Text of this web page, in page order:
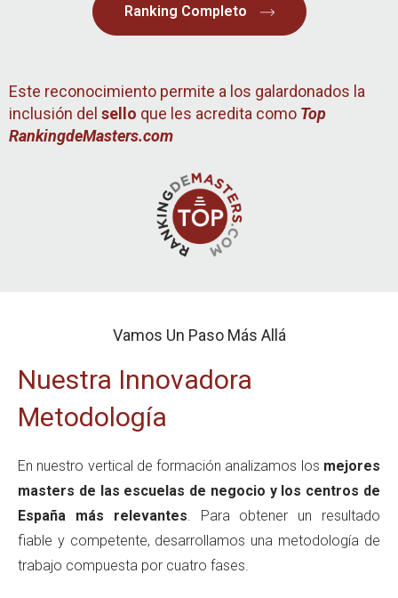
Ranking Completo
Este reconocimiento permite a los galardonados la
inclusión del sello que les acredita como Top
RankingdeMasters.com
Vamos Un Paso Más Allá
Nuestra Innovadora
Metodología
En nuestro vertical de formación analizamos los mejores
masters de las escuelas de negocio y los centros de
España más relevantes. Para obtener un resultado
fiable y competente, desarrollamos una metodología de
trabajo compuesta por cuatro fases.